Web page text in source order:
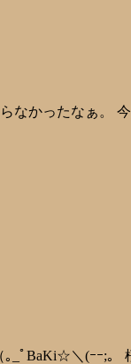
なかったなぁ。
_ﾟBaKi☆＼(ｰｰ;。